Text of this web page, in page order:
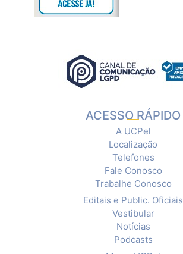
ACESSO RÁPIDO
A UCPel
Localização
Telefones
Fale Conosco
Trabalhe Conosco
Editais e Public. Oficiais
Vestibular
Notícias
Podcasts